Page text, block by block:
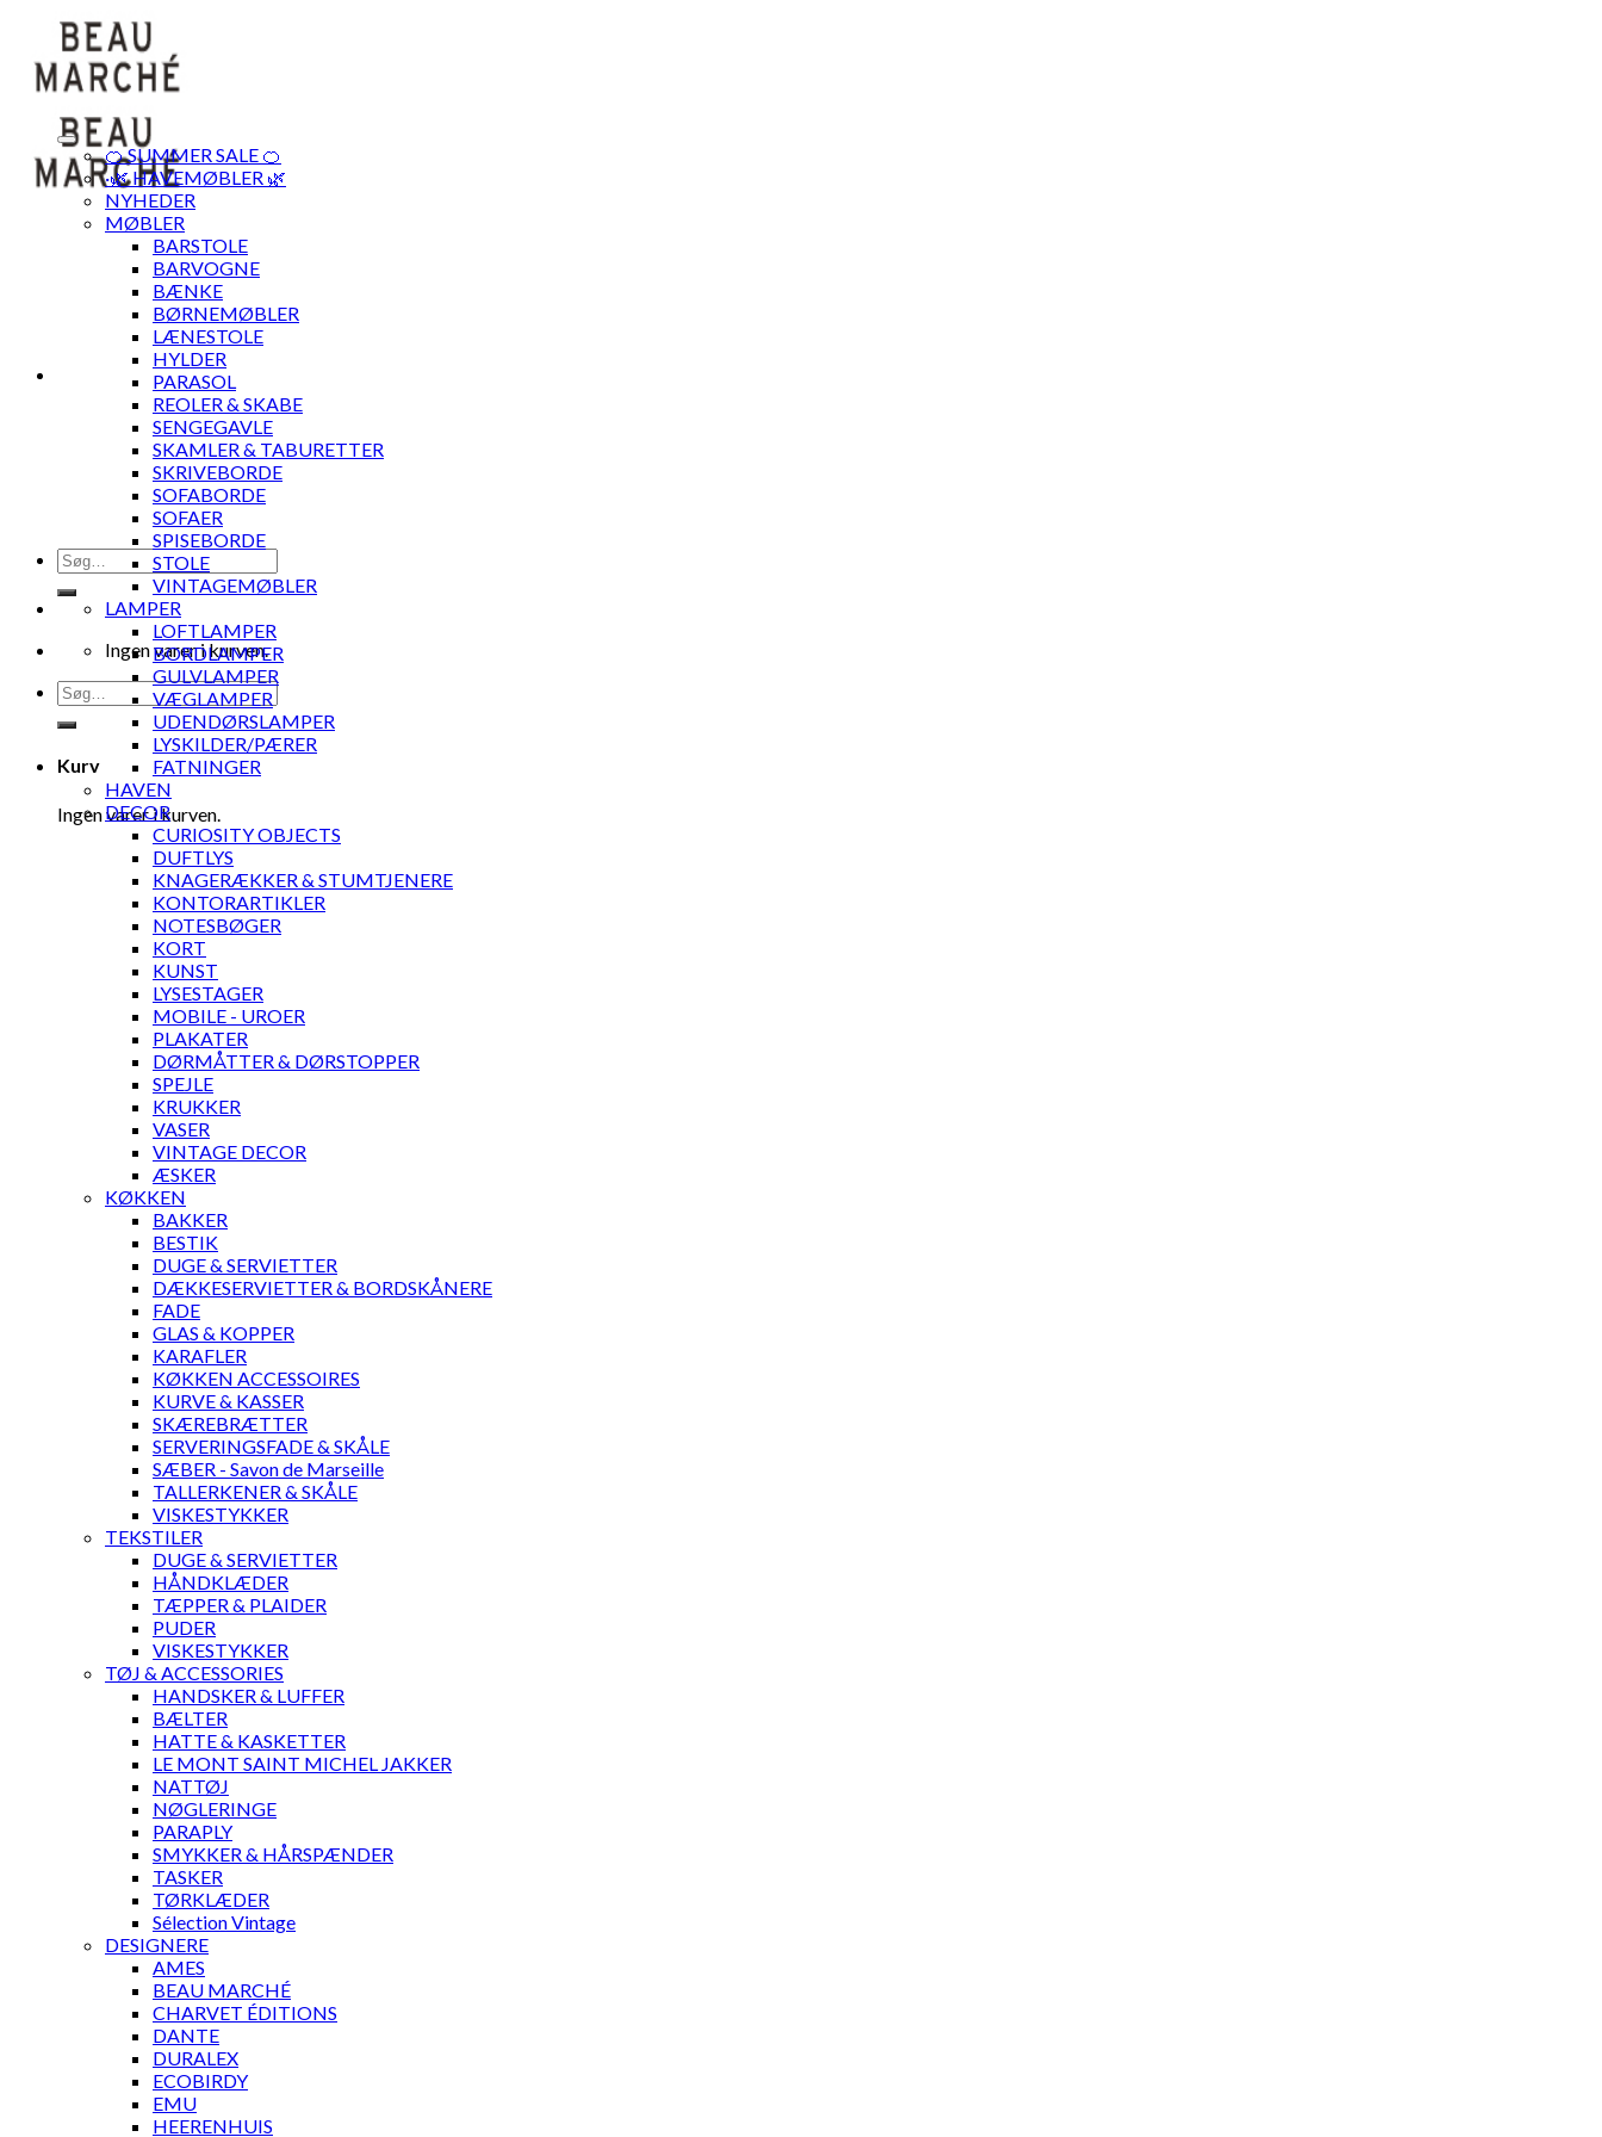
content
Søg
efter:
Ingen varer i kurven.
Søg
efter:
Kurv
Ingen varer i kurven.
🍊 SUMMER SALE 🍊
·🌿 HAVEMØBLER 🌿
NYHEDER
MØBLER
BARSTOLE
BARVOGNE
BÆNKE
BØRNEMØBLER
LÆNESTOLE
HYLDER
PARASOL
REOLER & SKABE
SENGEGAVLE
SKAMLER & TABURETTER
SKRIVEBORDE
SOFABORDE
SOFAER
SPISEBORDE
STOLE
VINTAGEMØBLER
LAMPER
LOFTLAMPER
BORDLAMPER
GULVLAMPER
VÆGLAMPER
UDENDØRSLAMPER
LYSKILDER/PÆRER
FATNINGER
HAVEN
DECOR
CURIOSITY OBJECTS
DUFTLYS
KNAGERÆKKER & STUMTJENERE
KONTORARTIKLER
NOTESBØGER
KORT
KUNST
LYSESTAGER
MOBILE - UROER
PLAKATER
DØRMÅTTER & DØRSTOPPER
SPEJLE
KRUKKER
VASER
VINTAGE DECOR
ÆSKER
KØKKEN
BAKKER
BESTIK
DUGE & SERVIETTER
DÆKKESERVIETTER & BORDSKÅNERE
FADE
GLAS & KOPPER
KARAFLER
KØKKEN ACCESSOIRES
KURVE & KASSER
SKÆREBRÆTTER
SERVERINGSFADE & SKÅLE
SÆBER - Savon de Marseille
TALLERKENER & SKÅLE
VISKESTYKKER
TEKSTILER
DUGE & SERVIETTER
HÅNDKLÆDER
TÆPPER & PLAIDER
PUDER
VISKESTYKKER
TØJ & ACCESSORIES
HANDSKER & LUFFER
BÆLTER
HATTE & KASKETTER
LE MONT SAINT MICHEL JAKKER
NATTØJ
NØGLERINGE
PARAPLY
SMYKKER & HÅRSPÆNDER
TASKER
TØRKLÆDER
Sélection Vintage
DESIGNERE
AMES
BEAU MARCHÉ
CHARVET ÉDITIONS
DANTE
DURALEX
ECOBIRDY
EMU
HEERENHUIS